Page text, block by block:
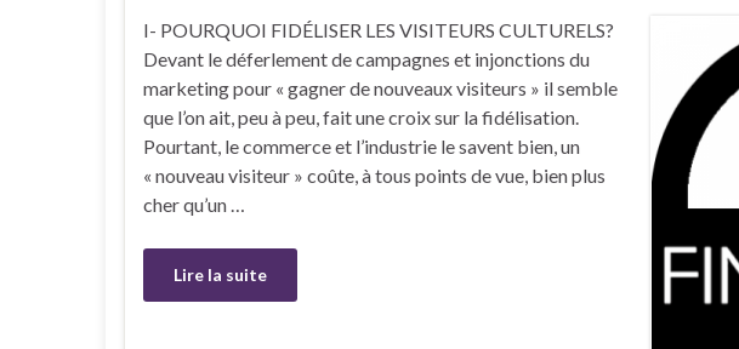
I- POURQUOI FIDÉLISER LES VISITEURS CULTURELS?
Devant le déferlement de campagnes et injonctions du
marketing pour « gagner de nouveaux visiteurs » il semble
que l’on ait, peu à peu, fait une croix sur la fidélisation.
Pourtant, le commerce et l’industrie le savent bien, un
« nouveau visiteur » coûte, à tous points de vue, bien plus
cher qu’un …
Lire la suite